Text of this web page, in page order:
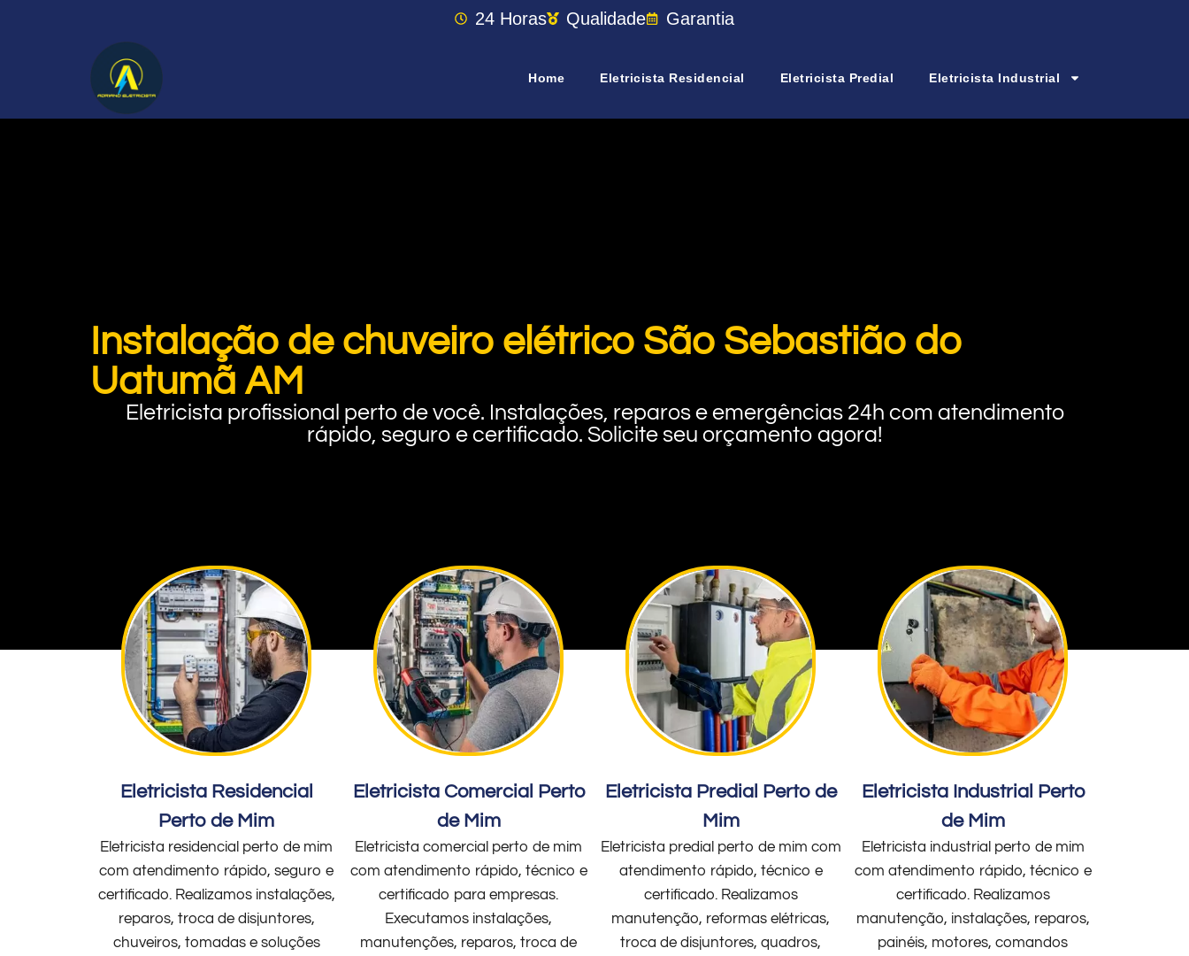
24 Horas Qualidade Garantia
Home Eletricista Residencial Eletricista Predial Eletricista Industrial
Instalação de chuveiro elétrico São Sebastião do
Uatumã AM
Eletricista profissional perto de você. Instalações, reparos e emergências 24h com atendimento
rápido, seguro e certificado. Solicite seu orçamento agora!
Eletricista Residencial
Perto de Mim
Eletricista residencial perto de mim
com atendimento rápido, seguro e
certificado. Realizamos instalações,
reparos, troca de disjuntores,
chuveiros, tomadas e soluções
Eletricista Comercial Perto
de Mim
Eletricista comercial perto de mim
com atendimento rápido, técnico e
certificado para empresas.
Executamos instalações,
manutenções, reparos, troca de
Eletricista Predial Perto de
Mim
Eletricista predial perto de mim com
atendimento rápido, técnico e
certificado. Realizamos
manutenção, reformas elétricas,
troca de disjuntores, quadros,
Eletricista Industrial Perto
de Mim
Eletricista industrial perto de mim
com atendimento rápido, técnico e
certificado. Realizamos
manutenção, instalações, reparos,
painéis, motores, comandos